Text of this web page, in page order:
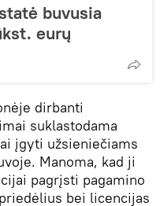
buvusia
eurų
dirbanti
suklastodama
įgyti užsieniečiams
Manoma, kad ji
pagrįsti pagamino
bei licencijas